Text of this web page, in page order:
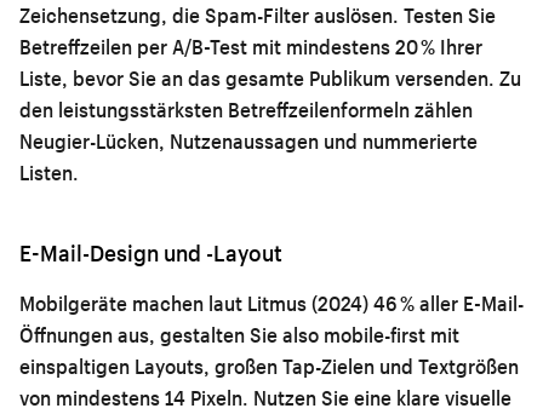
Zeichensetzung, die Spam-Filter auslösen. Testen Sie
Betreffzeilen per A/B-Test mit mindestens 20 % Ihrer
Liste, bevor Sie an das gesamte Publikum versenden. Zu
den leistungsstärksten Betreffzeilenformeln zählen
Neugier-Lücken, Nutzenaussagen und nummerierte
Listen.
E-Mail-Design und -Layout
Mobilgeräte machen laut Litmus (2024) 46 % aller E-Mail-
Öffnungen aus, gestalten Sie also mobile-first mit
einspaltigen Layouts, großen Tap-Zielen und Textgrößen
von mindestens 14 Pixeln. Nutzen Sie eine klare visuelle